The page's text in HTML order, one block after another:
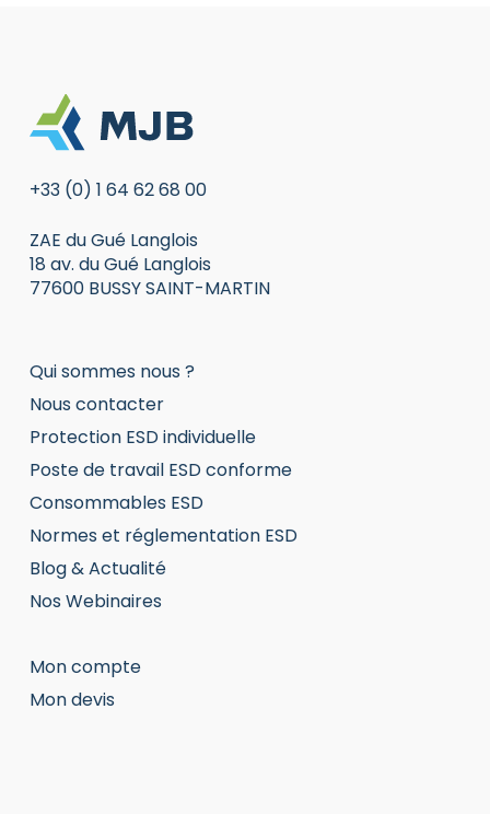
+33 (0) 1 64 62 68 00
ZAE du Gué Langlois
18 av. du Gué Langlois
77600 BUSSY SAINT-MARTIN
Qui sommes nous ?
Nous contacter
Protection ESD individuelle
Poste de travail ESD conforme
Consommables ESD
Normes et réglementation ESD
Blog & Actualité
Nos Webinaires
Mon compte
Mon devis